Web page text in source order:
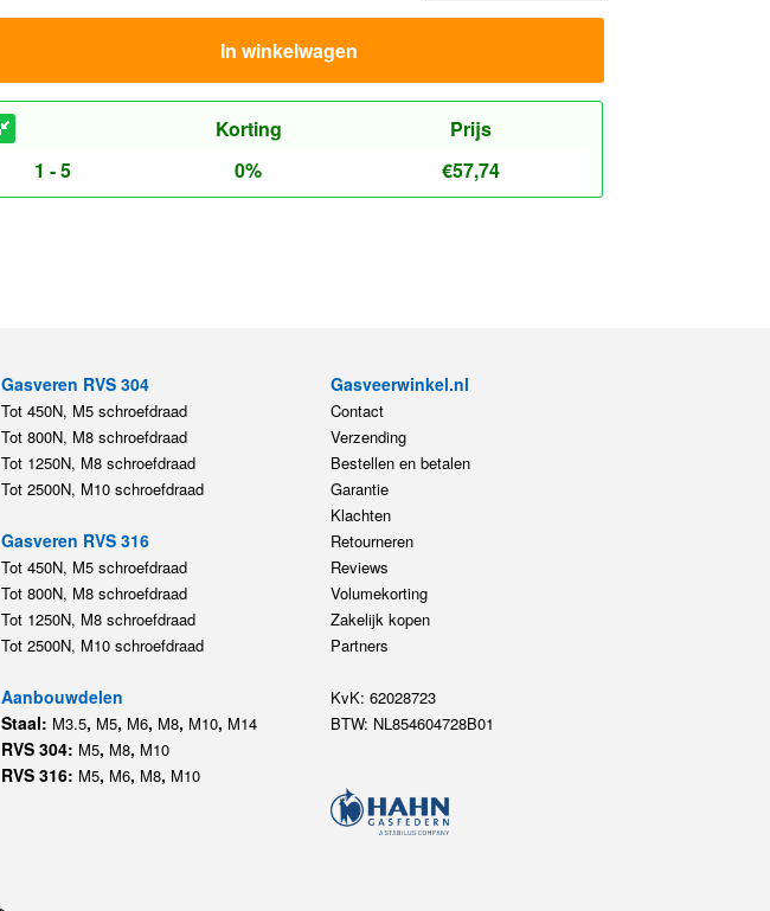
In winkelwagen
Korting
Prijs
1 - 5
0% €57,74
Gasveren RVS 304
Tot 450N, M5 schroefdraad
Tot 800N, M8 schroefdraad
Tot 1250N, M8 schroefdraad
Tot 2500N, M10 schroefdraad
Gasveren RVS 316
Tot 450N, M5 schroefdraad
Tot 800N, M8 schroefdraad
Tot 1250N, M8 schroefdraad
Tot 2500N, M10 schroefdraad
Aanbouwdelen
Staal: M3.5, M5, M6, M8, M10, M14
RVS 304: M5, M8, M10
RVS 316: M5, M6, M8, M10
Gasveerwinkel.nl
Contact
Verzending
Bestellen en betalen
Garantie
Klachten
Retourneren
Reviews
Volumekorting
Zakelijk kopen
Partners
KvK: 62028723
BTW: NL854604728B01